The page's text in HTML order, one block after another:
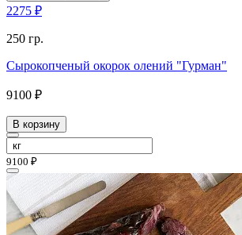
2275 ₽
250 гр.
Сырокопченый окорок олений "Гурман"
9100 ₽
В корзину
9100 ₽